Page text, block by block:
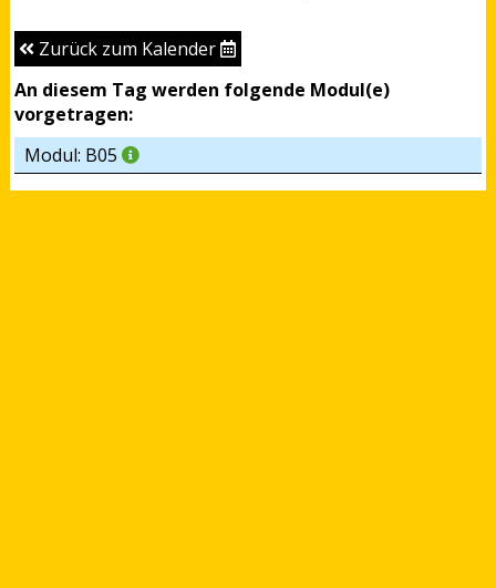
Zurück zum Kalender
An diesem Tag werden folgende Modul(e)
vorgetragen:
Modul: B05